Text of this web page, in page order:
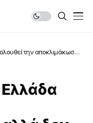
την αποκλιμάκωση,